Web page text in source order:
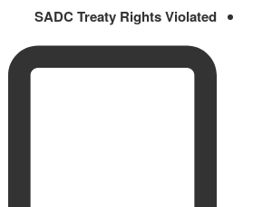
SADC Treaty Rights Violated